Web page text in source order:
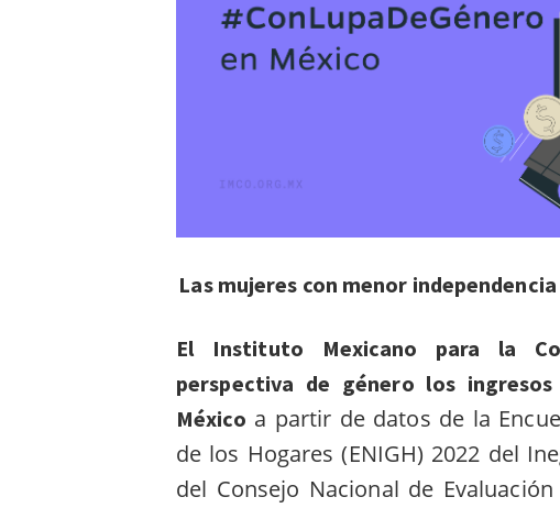
Las mujeres con menor
El Instituto Mexicano para la
perspectiva de género los
México a partir de datos de la
de los Hogares (ENIGH) 2022 del
del Consejo Nacional de